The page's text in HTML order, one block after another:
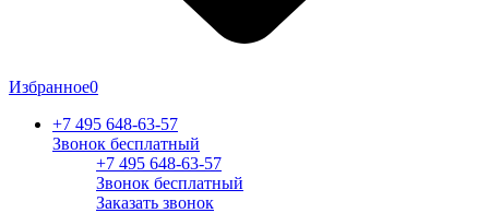
Избранное0
+7 495 648-63-57
Звонок бесплатный
+7 495 648-63-57
Звонок бесплатный
Заказать звонок